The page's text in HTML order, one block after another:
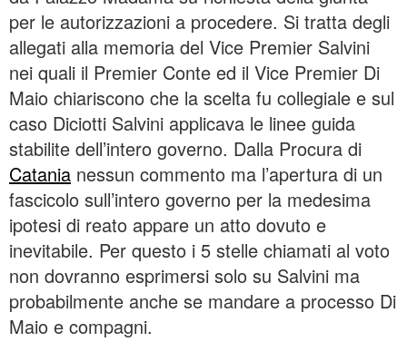
per le autorizzazioni a procedere. Si tratta degli
allegati alla memoria del Vice Premier Salvini
nei quali il Premier Conte ed il Vice Premier Di
Maio chiariscono che la scelta fu collegiale e sul
caso Diciotti Salvini applicava le linee guida
stabilite dell’intero governo. Dalla Procura di
Catania nessun commento ma l’apertura di un
fascicolo sull’intero governo per la medesima
ipotesi di reato appare un atto dovuto e
inevitabile. Per questo i 5 stelle chiamati al voto
non dovranno esprimersi solo su Salvini ma
probabilmente anche se mandare a processo Di
Maio e compagni.